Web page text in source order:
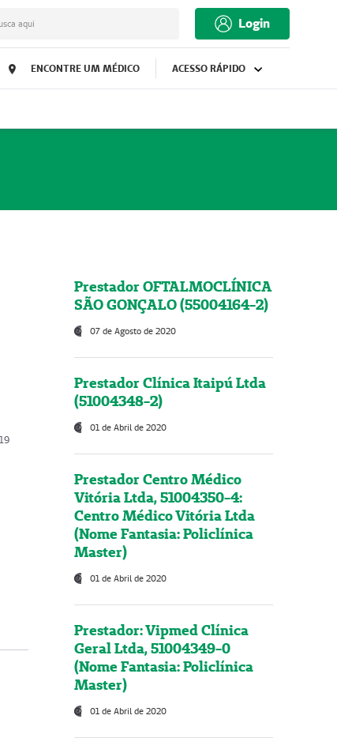
aqui Login
ENCONTRE UM MÉDICO ACESSO RÁPIDO
Prestador OFTALMOCLÍNICA
SÃO GONÇALO (55004164-2)
07 de Agosto de 2020
Prestador Clínica Itaipú Ltda
(51004348-2)
01 de Abril de 2020
Prestador Centro Médico
Vitória Ltda, 51004350-4:
Centro Médico Vitória Ltda
(Nome Fantasia: Policlínica
Master)
01 de Abril de 2020
Prestador: Vipmed Clínica
Geral Ltda, 51004349-0
(Nome Fantasia: Policlínica
Master)
01 de Abril de 2020